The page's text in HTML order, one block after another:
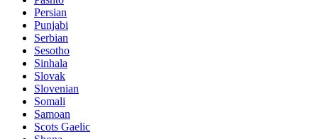
Persian
Punjabi
Serbian
Sesotho
Sinhala
Slovak
Slovenian
Somali
Samoan
Scots Gaelic